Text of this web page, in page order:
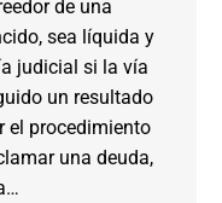
de una
sea líquida y
judicial si la vía
un resultado
el procedimiento
una deuda,